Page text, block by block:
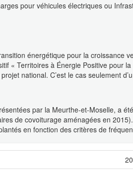
pour véhicules électriques ou
énergétique pour la croissance
« Territoires à Énergie Positive pour
national. C’est le cas seulement
par la Meurthe-et-Moselle, a
de covoiturage aménagées en
en fonction des critères de